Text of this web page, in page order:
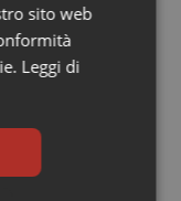
di Modica
allerta in tutte
sito web
Leggi di